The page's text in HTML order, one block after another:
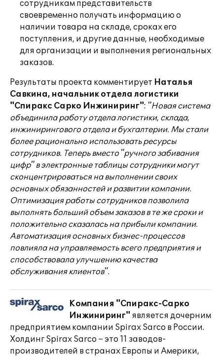
сотрудникам представительств
своевременно получать информацию о
наличии товара на складе, сроках его
поступления, и другие данные, необходимые
для организации и выполнения региональных
заказов.
Результаты проекта комментирует Наталья
Савкина, начальник отдела логистики
"Спиракс Сарко Инжиниринг": "Новая система
объединила работу отдела логистики, склада,
инжинирингового отдела и бухгалтерии. Мы стали
более рационально использовать ресурсы
сотрудников. Теперь вместо "ручного забивания
цифр" в электронные таблицы сотрудники могут
сконцентрироваться на выполнении своих
основных обязанностей и развитии компании.
Оптимизация работы сотрудников позволила
выполнять больший объем заказов в те же сроки и
положительно сказалась на прибыли компании.
Автоматизация основных бизнес-процессов
повлияла на управляемость всего предприятия и
способствовала улучшению качества
обслуживания клиентов".
Компания "Спиракс-Сарко
Инжиниринг" является дочерним
предприятием компании Spirax Sarco в России.
Холдинг Spirax Sarco – это 11 заводов-
производителей в странах Европы и Америки,